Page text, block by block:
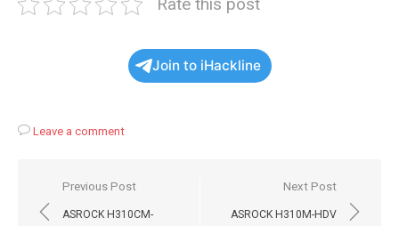
Join to iHackline
Leave a comment
Навигация
по
Previous Post
ASROCK H310CM-
Next Post
ASROCK H310M-HDV